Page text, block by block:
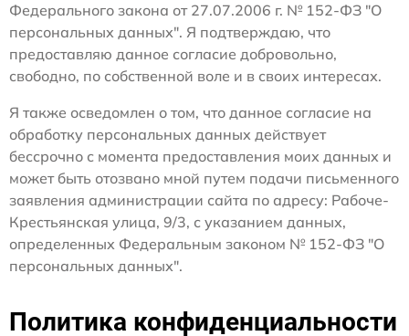
Федерального закона от 27.07.2006 г. № 152-ФЗ "О
персональных данных". Я подтверждаю, что
предоставляю данное согласие добровольно,
свободно, по собственной воле и в своих интересах.
Я также осведомлен о том, что данное согласие на
обработку персональных данных действует
бессрочно с момента предоставления моих данных и
может быть отозвано мной путем подачи письменного
заявления администрации сайта по адресу: Рабоче-
Крестьянская улица, 9/3, с указанием данных,
определенных Федеральным законом № 152-ФЗ "О
персональных данных".
Политика конфиденциальности